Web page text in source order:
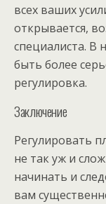
всех ваших
открывается,
специалиста. В
быть более
регулировка.
Заключение
Регулировать
не так уж и
начинать и
вам